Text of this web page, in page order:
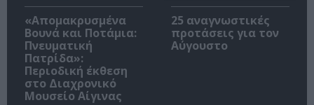
«Απομακρυσμένα
Βουνά και Ποτάμια:
Πνευματική
Πατρίδα»:
Περιοδική έκθεση
στο Διαχρονικό
Μουσείο Αίγινας
25 αναγνωστικές
προτάσεις για τον
Αύγουστο